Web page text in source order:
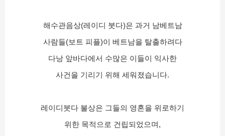
해수관음상(레이디 붓다)은 과거 남베트남
사람들(보트 피플)이 베트남을 탈출하려다
다낭 앞바다에서 수많은 이들이 익사한
사건을 기리기 위해 세워졌습니다.
레이디붓다 불상은 그들의 영혼을 위로하기
위한 목적으로 건립되었으며,